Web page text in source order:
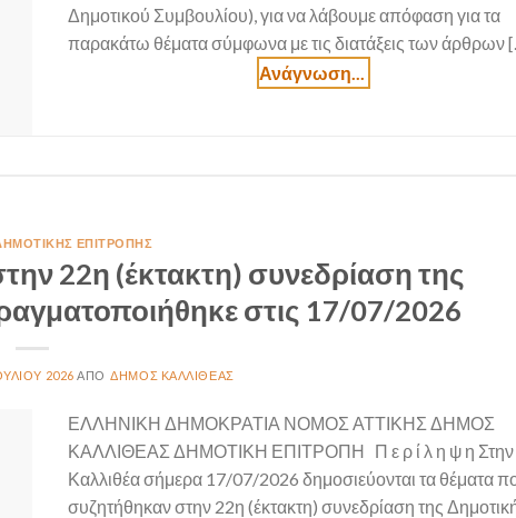
Δημοτικού Συμβουλίου), για να λάβουμε απόφαση για τα
παρακάτω θέματα σύμφωνα με τις διατάξεις των άρθρων
ΕΠΙΤΡΟΠΉΣ
22η (έκτακτη) συνεδρίαση της
στις 17/07/2026
2026 ΔΉΜΟΣ ΚΑΛΛΙΘΈΑΣ
ΕΛΛΗΝΙΚΗ ΔΗΜΟΚΡΑΤΙΑ ΝΟΜΟΣ ΑΤΤΙΚΗΣ ΔΗΜΟΣ
ΚΑΛΛΙΘΕΑΣ ΔΗΜΟΤΙΚΗ ΕΠΙΤΡΟΠΗ Π ε ρ ί λ η ψ η Στην
Καλλιθέα σήμερα 17/07/2026 δημοσιεύονται τα θέματα
συζητήθηκαν στην 22η (έκτακτη) συνεδρίαση της